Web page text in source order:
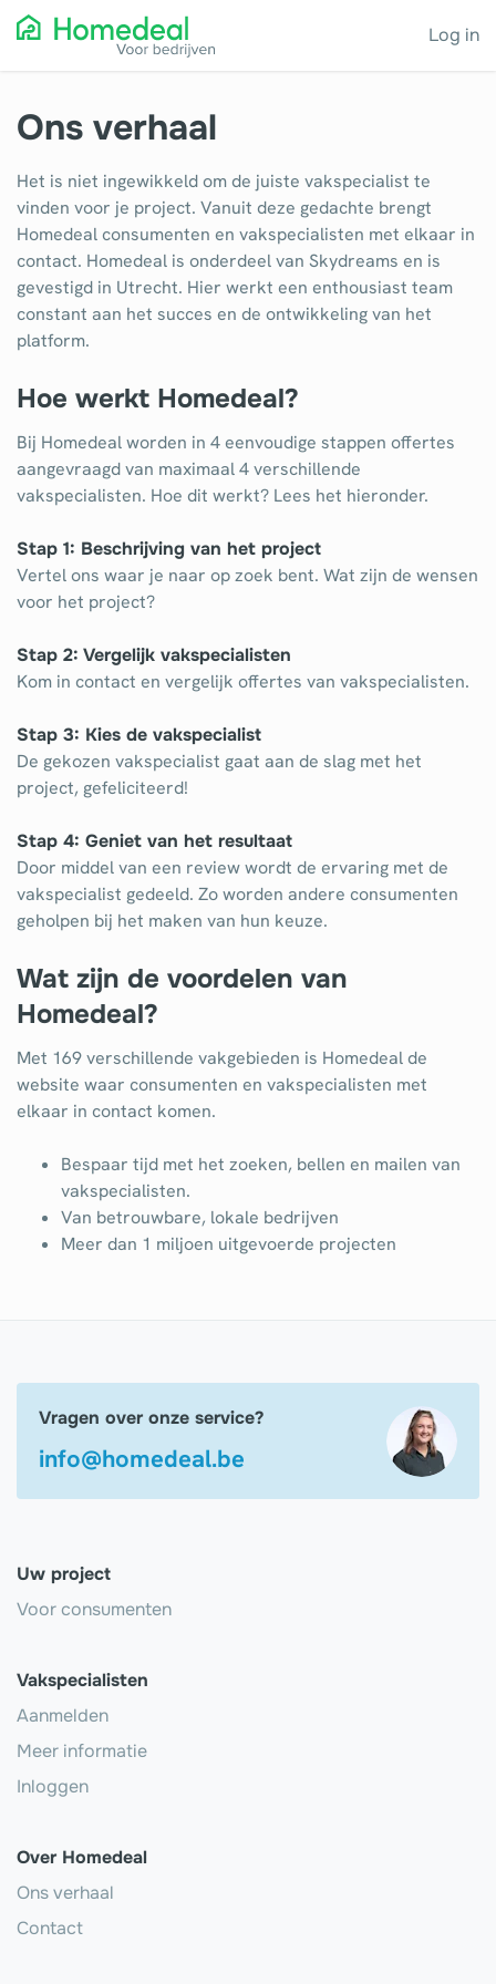
Log in
Ons verhaal
Het is niet ingewikkeld om de juiste vakspecialist te
vinden voor je project. Vanuit deze gedachte brengt
Homedeal consumenten en vakspecialisten met elkaar in
contact. Homedeal is onderdeel van Skydreams en is
gevestigd in Utrecht. Hier werkt een enthousiast team
constant aan het succes en de ontwikkeling van het
platform.
Hoe werkt Homedeal?
Bij Homedeal worden in 4 eenvoudige stappen offertes
aangevraagd van maximaal 4 verschillende
vakspecialisten. Hoe dit werkt? Lees het hieronder.
Stap 1: Beschrijving van het project
Vertel ons waar je naar op zoek bent. Wat zijn de wensen
voor het project?
Stap 2: Vergelijk vakspecialisten
Kom in contact en vergelijk offertes van vakspecialisten.
Stap 3: Kies de vakspecialist
De gekozen vakspecialist gaat aan de slag met het
project, gefeliciteerd!
Stap 4: Geniet van het resultaat
Door middel van een review wordt de ervaring met de
vakspecialist gedeeld. Zo worden andere consumenten
geholpen bij het maken van hun keuze.
Wat zijn de voordelen van
Homedeal?
Met 169 verschillende vakgebieden is Homedeal de
website waar consumenten en vakspecialisten met
elkaar in contact komen.
Bespaar tijd met het zoeken, bellen en mailen van
vakspecialisten.
Van betrouwbare, lokale bedrijven
Meer dan 1 miljoen uitgevoerde projecten
Vragen over onze service?
info@homedeal.be
Uw project
Voor consumenten
Vakspecialisten
Aanmelden
Meer informatie
Inloggen
Over Homedeal
Ons verhaal
Contact